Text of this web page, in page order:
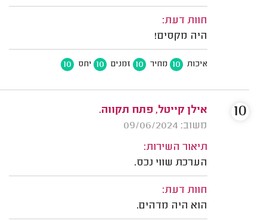
חוות דעת:
היה מקסים!
איכות 10 מחיר 10 זמנים 10 יחס 10
אילן קייטל, פתח תקווה.
משוב: 09/06/2024
תיאור השירות:
הערכת שווי נכס.
חוות דעת:
הוא היה מדהים.
10